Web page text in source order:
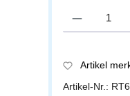
Artikel
Artikel-Nr.: